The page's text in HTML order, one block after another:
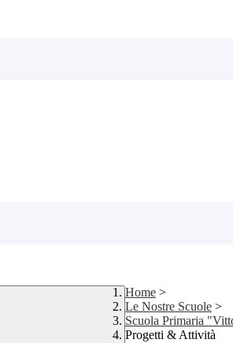
Home >
Le Nostre Scuole >
Scuola Primaria
Progetti & Attività